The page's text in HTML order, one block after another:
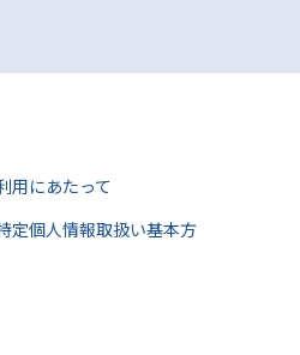
用にあたって
定個人情報取扱い基本方